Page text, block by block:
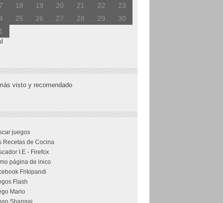
18 19 20 21 22
23
25 26 27 28 29
30
visto y recomendado
juegos
Recetas de Cocina
I.E - Firefox
página de inico
Frikipandi
Flash
Mario
Shangai